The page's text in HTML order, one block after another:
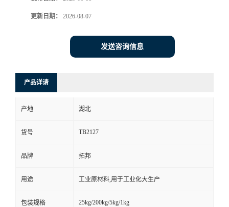
更新日期： 2026-08-07
发送咨询信息
产品详请
产地 湖北
货号 TB2127
品牌 拓邦
用途 工业原材料,用于工业化大生产
包装规格 25kg/200kg/5kg/1kg